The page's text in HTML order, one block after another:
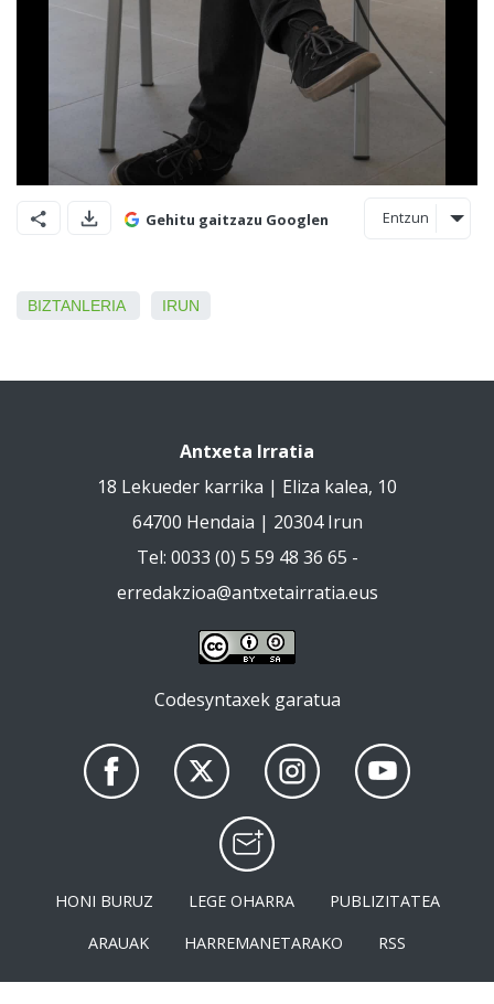
Gehitu gaitzazu Googlen Entzun
BIZTANLERIA IRUN
Antxeta Irratia
18 Lekueder karrika | Eliza kalea, 10
64700 Hendaia | 20304 Irun
Tel: 0033 (0) 5 59 48 36 65 -
erredakzioa@antxetairratia.eus
Codesyntaxek garatua
HONI BURUZ LEGE OHARRA
PUBLIZITATEA
ARAUAK
HARREMANETARAKO RSS